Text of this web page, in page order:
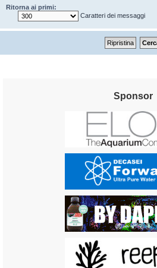
Ritorna ai primi:
Caratteri dei messaggi
Sponsor